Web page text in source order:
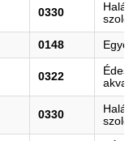
0330
0148
0322
0330